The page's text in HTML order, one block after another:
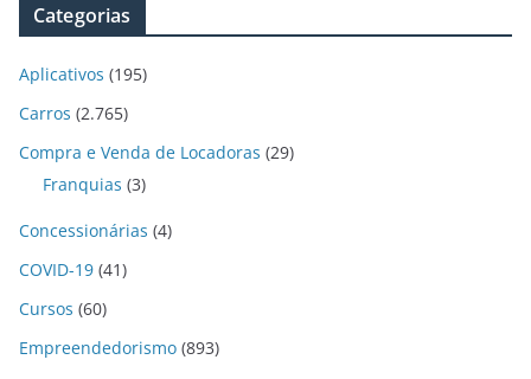
Categorias
Aplicativos (195)
Carros (2.765)
Compra e Venda de Locadoras (29)
Franquias (3)
Concessionárias (4)
COVID-19 (41)
Cursos (60)
Empreendedorismo (893)